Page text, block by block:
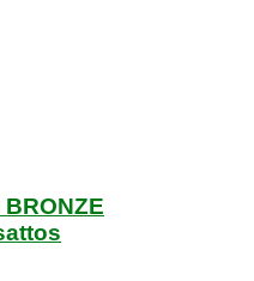
BRONZE